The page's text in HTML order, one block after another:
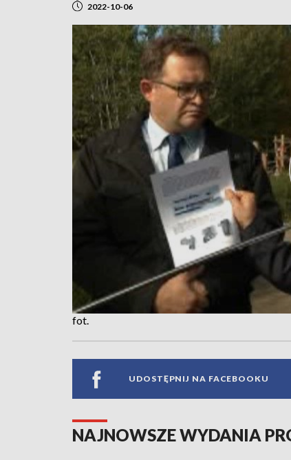
2022-10-06
fot.
UDOSTĘPNIJ NA FACEBOOKU
NAJNOWSZE WYDANIA